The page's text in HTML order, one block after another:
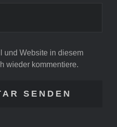
und Website in diesem
wieder kommentiere.